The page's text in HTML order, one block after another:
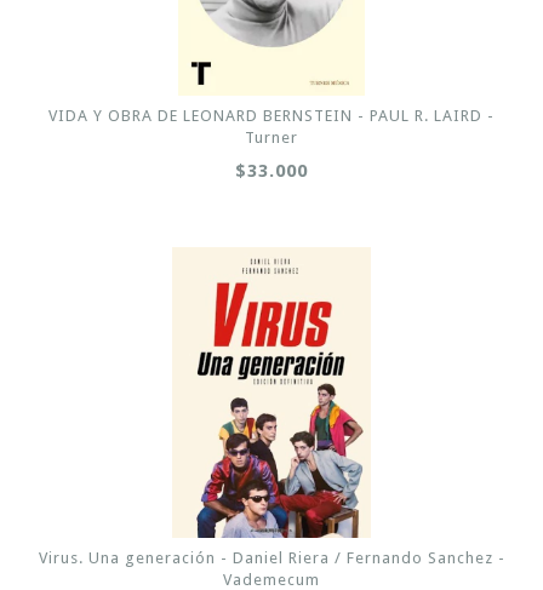
VIDA Y OBRA DE LEONARD BERNSTEIN - PAUL R. LAIRD -
Turner
$33.000
Virus. Una generación - Daniel Riera / Fernando Sanchez -
Vademecum